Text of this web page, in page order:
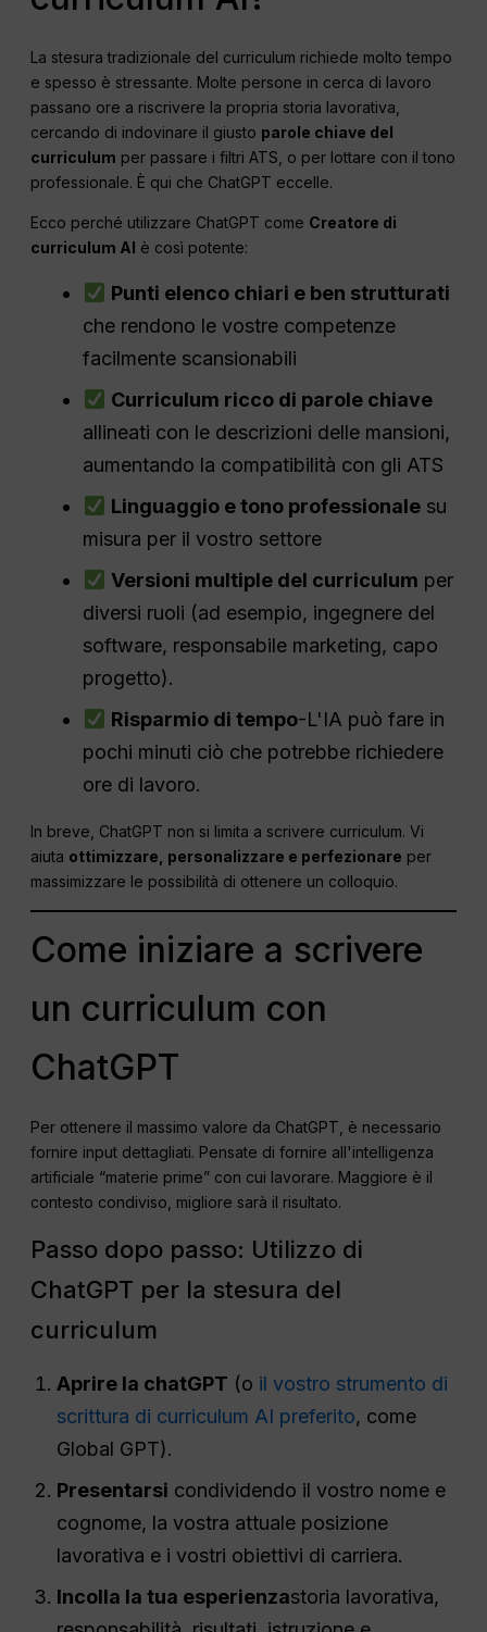
La stesura tradizionale del curriculum richiede molto tempo
e spesso è stressante. Molte persone in cerca di lavoro
passano ore a riscrivere la propria storia lavorativa,
cercando di indovinare il giusto parole chiave del
curriculum per passare i filtri ATS, o per lottare con il tono
professionale. È qui che ChatGPT eccelle.
Ecco perché utilizzare ChatGPT come Creatore di
curriculum AI è così potente:
Punti elenco chiari e ben strutturati
che rendono le vostre competenze
facilmente scansionabili
Curriculum ricco di parole chiave
allineati con le descrizioni delle mansioni,
aumentando la compatibilità con gli ATS
Linguaggio e tono professionalesu
misura per il vostro settore
Versioni multiple del curriculum per
diversi ruoli (ad esempio, ingegnere del
software, responsabile marketing, capo
progetto).
Risparmio di tempo-L'IA può fare in
pochi minuti ciò che potrebbe richiedere
ore di lavoro.
In breve, ChatGPT non si limita a scrivere curriculum. Vi
aiuta ottimizzare, personalizzare e perfezionare per
massimizzare le possibilità di ottenere un colloquio.
Come iniziare a scrivere
un curriculum con
ChatGPT
Per ottenere il massimo valore da ChatGPT, è necessario
fornire input dettagliati. Pensate di fornire all'intelligenza
artificiale “materie prime” con cui lavorare. Maggiore è il
contesto condiviso, migliore sarà il risultato.
Passo dopo passo: Utilizzo di
ChatGPT per la stesura del
curriculum
Aprire la chatGPT (o il vostro strumento di
scrittura di curriculum AI preferito, come
Global GPT).
Presentarsi condividendo il vostro nome e
cognome, la vostra attuale posizione
lavorativa e i vostri obiettivi di carriera.
Incolla la tua esperienzastoria lavorativa,